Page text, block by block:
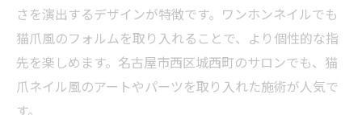
さを演出するデザインが特徴です。ワンホンネイルでも
猫爪風のフォルムを取り入れることで、より個性的な指
先を楽しめます。名古屋市西区城西町のサロンでも、猫
爪ネイル風のアートやパーツを取り入れた施術が人気で
す。